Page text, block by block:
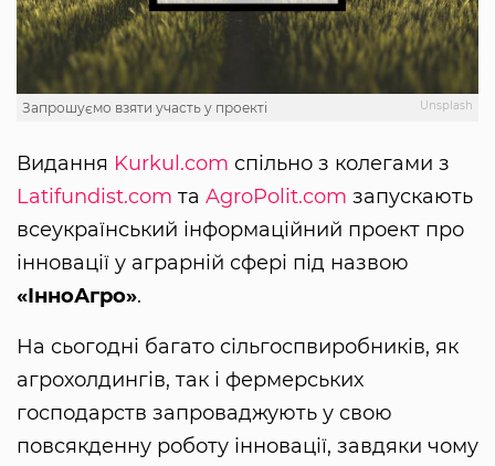
Unsplash
Запрошуємо взяти участь у проекті
Видання Kurkul.com спільно з колегами з
Latifundist.com та AgroPolit.com запускають
всеукраїнський інформаційний проект про
інновації у аграрній сфері під назвою
«ІнноАгро».
На сьогодні багато сільгоспвиробників, як
агрохолдингів, так і фермерських
господарств запроваджують у свою
повсякденну роботу інновації, завдяки чому